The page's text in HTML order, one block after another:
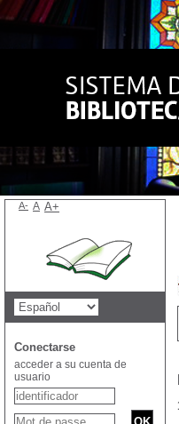
A- A A+
Conectarse
acceder a su cuenta de
usuario